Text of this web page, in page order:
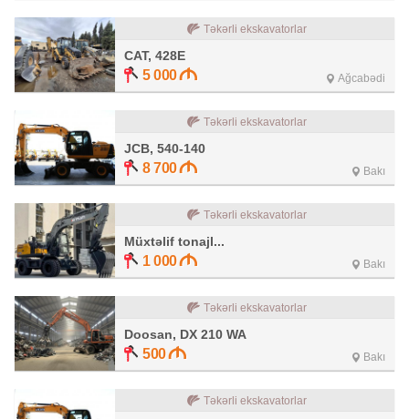
Təkərli ekskavatorlar
CAT, 428E
5 000 Ağcabədi
Təkərli ekskavatorlar
JCB, 540-140
8 700 Bakı
Təkərli ekskavatorlar
Müxtəlif tonajl...
1 000 Bakı
Təkərli ekskavatorlar
Doosan, DX 210 WA
500 Bakı
Təkərli ekskavatorlar